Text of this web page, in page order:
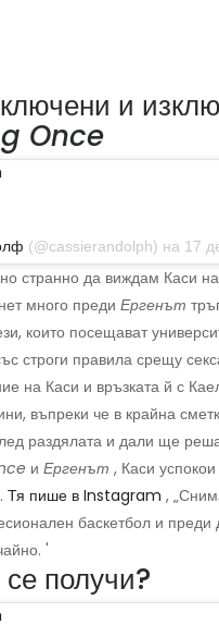
и
Once
(@cassierandolph) на 17 декември 2014 г. в
странно да виждам Каси
много преди Ергенът
които посещават
строги правила срещу
на Каси и връзката й с
въпреки че в крайна
раздялата и дали ще
и Ергенът , Каси
Тя пише в Instagram ,
баскетбол и преди
'
получи?